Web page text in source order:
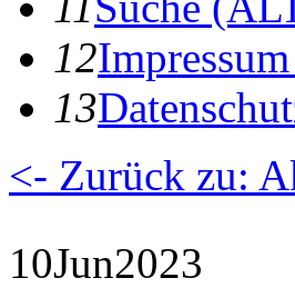
12Impressum
13D
<- Zurück zu:
10Jun2023